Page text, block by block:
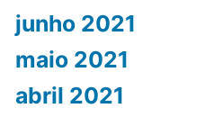
junho 2021
maio 2021
abril 2021